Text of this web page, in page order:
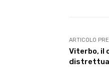
ARTICOLO
Viterbo, il